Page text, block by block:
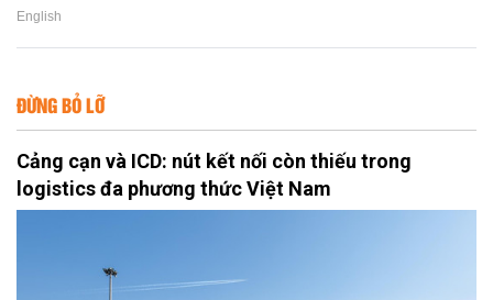
English
ĐỪNG BỎ LỠ
Cảng cạn và ICD: nút kết nối còn thiếu trong
logistics đa phương thức Việt Nam